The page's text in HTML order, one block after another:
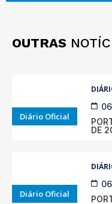
OUTRAS
Diário Oficial
DE
Diário Oficial